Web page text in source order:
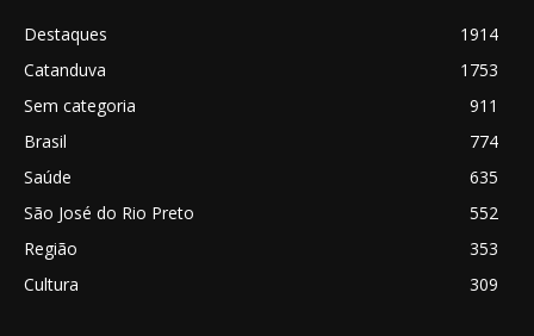
Destaques
1914
Catanduva
1753
Sem categoria
911
Brasil
774
Saúde
635
São José do Rio Preto
552
Região
353
Cultura
309